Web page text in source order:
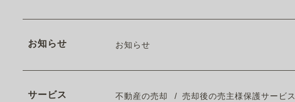
お知らせ お知らせ
サービス 不動産の売却 売却後の売主様保護サービス